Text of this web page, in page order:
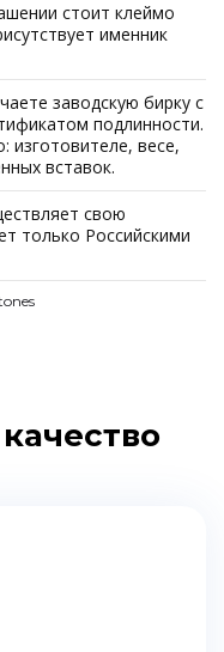
стоит клеймо
именник
заводскую бирку с
подлинности.
изготовителе, весе,
вставок.
свою
только Российскими